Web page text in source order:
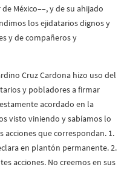
México––, y de su ahijado
los ejidatarios dignos y
y de compañeros y
Cruz Cardona hizo uso del
y pobladores a firmar
acordado en la
visto viniendo y sabíamos lo
acciones que correspondan. 1.
en plantón permanente. 2.
acciones. No creemos en sus